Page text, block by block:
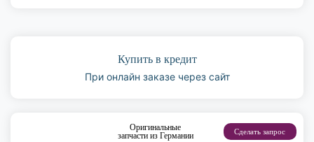
Купить в кредит
При онлайн заказе через сайт
Оригинальные
запчасти из Германии
Сделать запрос